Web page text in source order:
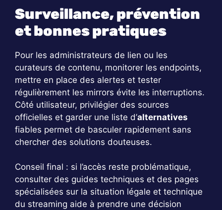
Surveillance, prévention
et bonnes pratiques
Pour les administrateurs de lien ou les
curateurs de contenu, monitorer les endpoints,
mettre en place des alertes et tester
régulièrement les mirrors évite les interruptions.
Côté utilisateur, privilégier des sources
officielles et garder une liste d’alternatives
fiables permet de basculer rapidement sans
chercher des solutions douteuses.
Conseil final : si l’accès reste problématique,
consulter des guides techniques et des pages
spécialisées sur la situation légale et technique
du streaming aide à prendre une décision